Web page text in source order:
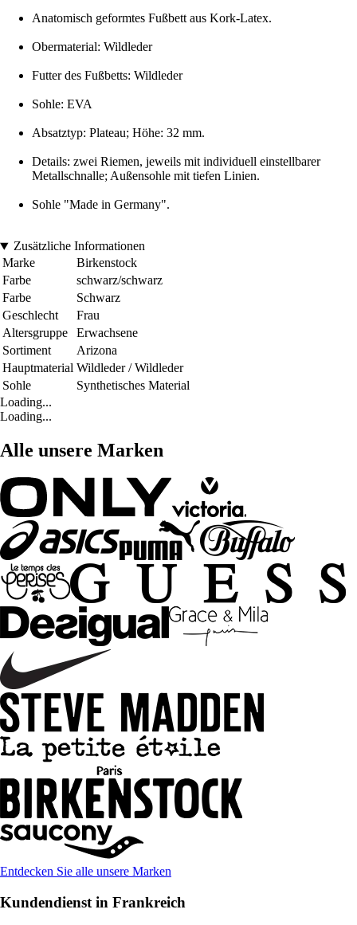
Anatomisch geformtes Fußbett aus Kork-Latex.
Obermaterial: Wildleder
Futter des Fußbetts: Wildleder
Sohle: EVA
Absatztyp: Plateau; Höhe: 32 mm.
Details: zwei Riemen, jeweils mit individuell einstellbarer
Metallschnalle; Außensohle mit tiefen Linien.
Sohle "Made in Germany".
Zusätzliche Informationen
Marke
Birkenstock
Farbe
schwarz/schwarz
Farbe
Schwarz
Geschlecht
Frau
Altersgruppe
Erwachsene
Sortiment
Arizona
Hauptmaterial Wildleder / Wildleder
Sohle
Synthetisches Material
Loading...
Loading...
Alle unsere Marken
Entdecken Sie alle unsere Marken
Kundendienst in Frankreich